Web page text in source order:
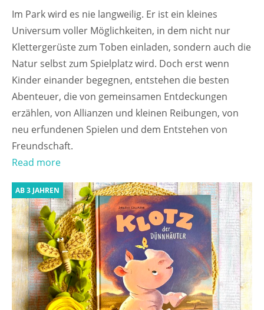
Im Park wird es nie langweilig. Er ist ein kleines
Universum voller Möglichkeiten, in dem nicht nur
Klettergerüste zum Toben einladen, sondern auch die
Natur selbst zum Spielplatz wird. Doch erst wenn
Kinder einander begegnen, entstehen die besten
Abenteuer, die von gemeinsamen Entdeckungen
erzählen, von Allianzen und kleinen Reibungen, von
neu erfundenen Spielen und dem Entstehen von
Freundschaft.
Read more
AB 3 JAHREN